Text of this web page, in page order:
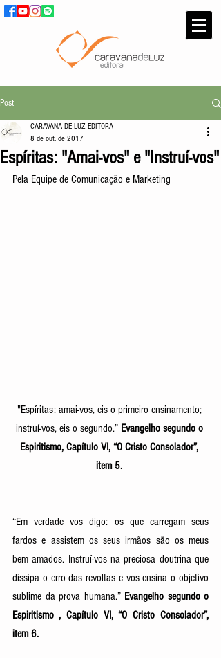
Post
Espíritas: "Amai-vos" e "Instruí-vos"
CARAVANA DE LUZ EDITORA
8 de out. de 2017
Pela Equipe de Comunicação e Marketing
"Espíritas: amai-vos, eis o primeiro ensinamento;
instruí-vos, eis o segundo.” Evangelho segundo o
Espiritismo, Capítulo VI, “O Cristo Consolador”,
item 5.
“Em verdade vos digo: os que carregam seus
fardos e assistem os seus irmãos são os meus
bem amados. Instruí-vos na preciosa doutrina que
dissipa o erro das revoltas e vos ensina o objetivo
sublime da prova humana.” Evangelho segundo o
Espiritismo , Capítulo VI, “O Cristo Consolador”,
item 6.